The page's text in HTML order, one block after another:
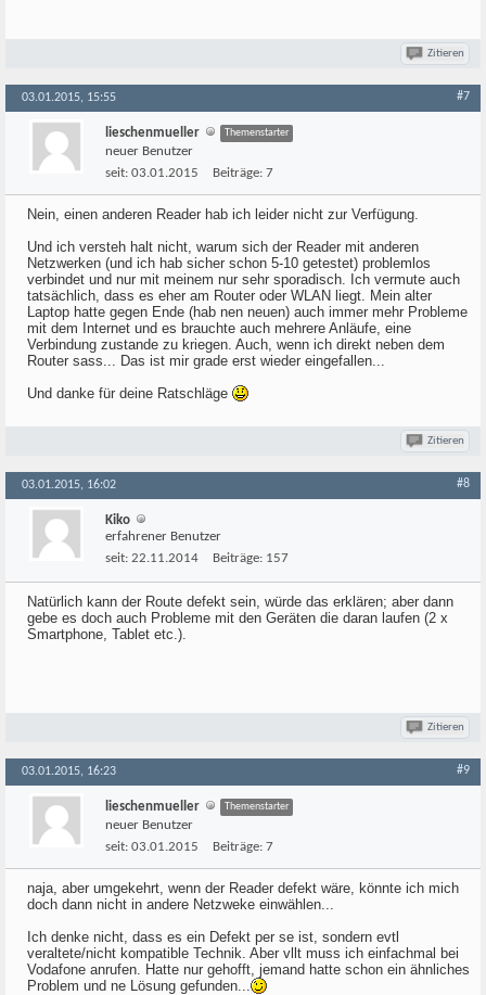
Zitieren
03.01.2015, 15:55 #7
lieschenmueller Themenstarter
neuer Benutzer
seit: 03.01.2015 Beiträge: 7
Nein, einen anderen Reader hab ich leider nicht zur Verfügung.
Und ich versteh halt nicht, warum sich der Reader mit anderen
Netzwerken (und ich hab sicher schon 5-10 getestet) problemlos
verbindet und nur mit meinem nur sehr sporadisch. Ich vermute auch
tatsächlich, dass es eher am Router oder WLAN liegt. Mein alter
Laptop hatte gegen Ende (hab nen neuen) auch immer mehr Probleme
mit dem Internet und es brauchte auch mehrere Anläufe, eine
Verbindung zustande zu kriegen. Auch, wenn ich direkt neben dem
Router sass... Das ist mir grade erst wieder eingefallen...
Und danke für deine Ratschläge
Zitieren
03.01.2015, 16:02 #8
Kiko
erfahrener Benutzer
seit: 22.11.2014 Beiträge: 157
Natürlich kann der Route defekt sein, würde das erklären; aber dann
gebe es doch auch Probleme mit den Geräten die daran laufen (2 x
Smartphone, Tablet etc.).
Zitieren
03.01.2015, 16:23 #9
lieschenmueller Themenstarter
neuer Benutzer
seit: 03.01.2015 Beiträge: 7
naja, aber umgekehrt, wenn der Reader defekt wäre, könnte ich mich
doch dann nicht in andere Netzweke einwählen...
Ich denke nicht, dass es ein Defekt per se ist, sondern evtl
veraltete/nicht kompatible Technik. Aber vllt muss ich einfachmal bei
Vodafone anrufen. Hatte nur gehofft, jemand hatte schon ein ähnliches
Problem und ne Lösung gefunden...